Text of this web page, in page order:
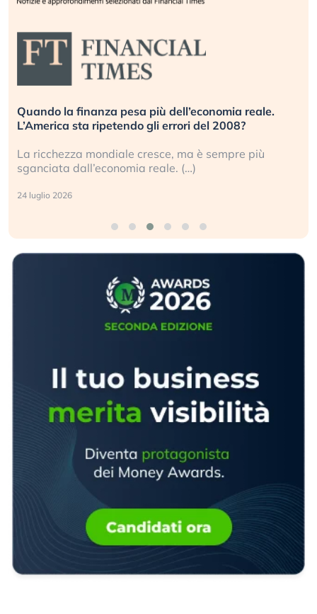
Quando la finanza pesa più dell’economia reale.
L’America sta ripetendo gli errori del 2008?
La ricchezza mondiale cresce, ma è sempre più
sganciata dall’economia reale. (…)
24 luglio 2026